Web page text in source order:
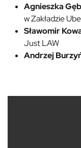
Agnieszka
w Zakładzie
Sławomir
Just LAW
Andrzej